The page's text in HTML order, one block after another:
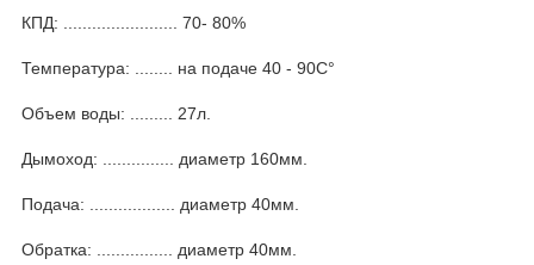
КПД: ........................ 70- 80%
Температура: ........ на подаче 40 - 90С°
Объем воды: ......... 27л.
Дымоход: ............... диаметр 160мм.
Подача: .................. диаметр 40мм.
Обратка: ................ диаметр 40мм.